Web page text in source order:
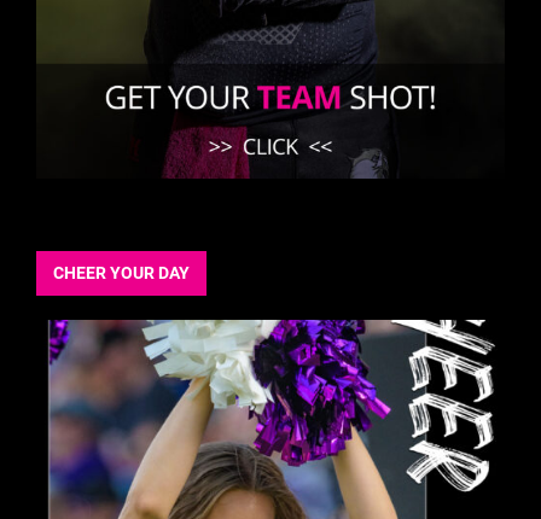
CHEER YOUR DAY